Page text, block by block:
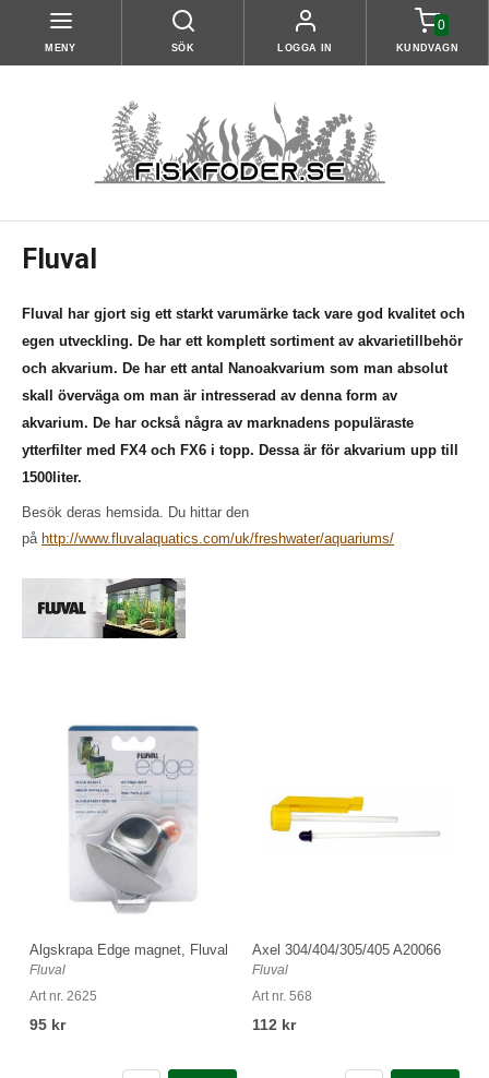
MENY SÖK LOGGA IN
0
KUNDVAGN
Fluval
Fluval har gjort sig ett starkt varumärke tack vare god kvalitet och
egen utveckling. De har ett komplett sortiment av akvarietillbehör
och akvarium. De har ett antal Nanoakvarium som man absolut
skall överväga om man är intresserad av denna form av
akvarium. De har också några av marknadens populäraste
ytterfilter med FX4 och FX6 i topp. Dessa är för akvarium upp till
1500liter.
Besök deras hemsida. Du hittar den
på http://www.fluvalaquatics.com/uk/freshwater/aquariums/
Algskrapa Edge magnet, Fluval
Fluval
Art nr. 2625
95 kr
Axel 304/404/305/405 A20066
Fluval
Art nr. 568
112 kr